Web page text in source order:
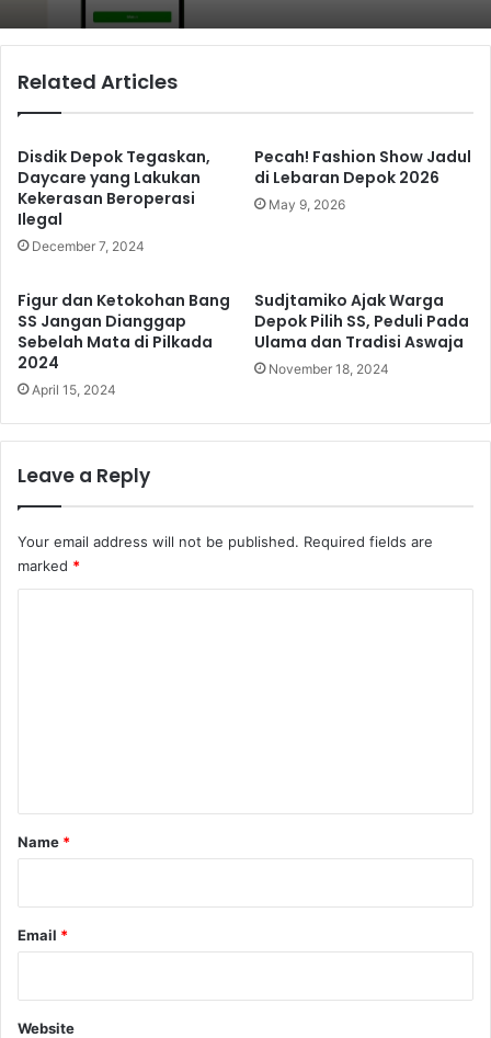
Center Tebar Hadiah Jutaan Rupiah
Related Articles
Disdik Depok Tegaskan,
Daycare yang Lakukan
Kekerasan Beroperasi
Ilegal
December 7, 2024
Pecah! Fashion Show Jadul
di Lebaran Depok 2026
May 9, 2026
Figur dan Ketokohan Bang
SS Jangan Dianggap
Sebelah Mata di Pilkada
2024
April 15, 2024
Sudjtamiko Ajak Warga
Depok Pilih SS, Peduli Pada
Ulama dan Tradisi Aswaja
November 18, 2024
Leave a Reply
Your email address will not be published. Required fields are
marked *
*
Name *
Email *
Website